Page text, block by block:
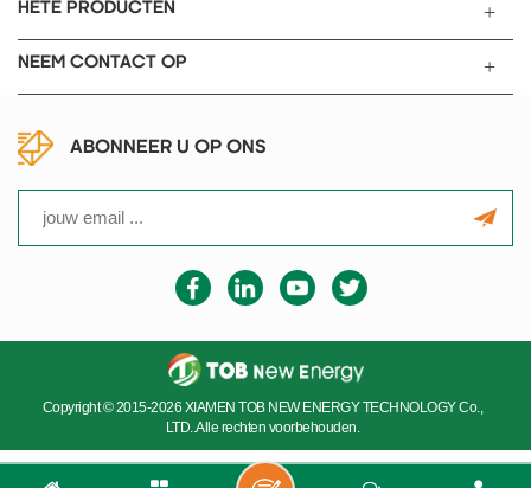
HETE PRODUCTEN
NEEM CONTACT OP
ABONNEER U OP ONS
Copyright © 2015-2026 XIAMEN TOB NEW ENERGY TECHNOLOGY Co.,
LTD..Alle rechten voorbehouden.